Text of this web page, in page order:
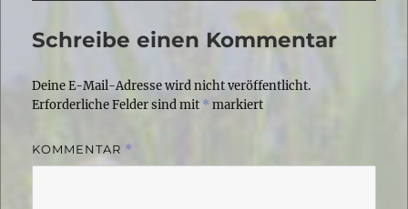
Schreibe einen Kommentar
Deine E-Mail-Adresse wird nicht veröffentlicht.
Erforderliche Felder sind mit * markiert
KOMMENTAR *